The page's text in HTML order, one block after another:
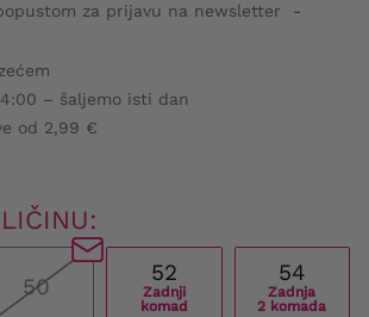
za prijavu na newsletter -
– šaljemo isti dan
od 2,99 €
50
52
Zadnji
komad
54
Zadnja
2 komada